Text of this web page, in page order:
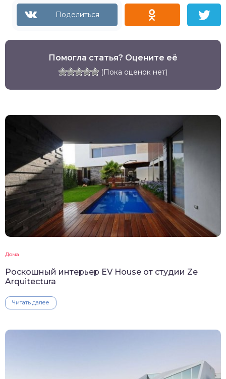
Помогла статья? Оцените её
(Пока оценок нет)
Дома
Роскошный интерьер EV House от студии Ze
Arquitectura
Читать далее